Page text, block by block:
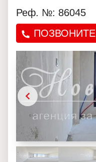
Реф. №: 86045
ПОЗВОНИТЕ